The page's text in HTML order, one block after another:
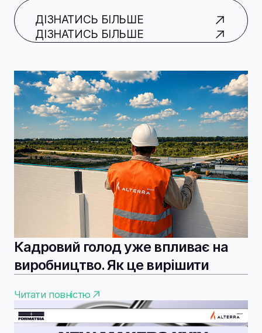
ДІЗНАТИСЬ БІЛЬШЕ
ДІЗНАТИСЬ БІЛЬШЕ
Кадровий голод уже впливає на
виробництво. Як це вирішити
Читати повністю